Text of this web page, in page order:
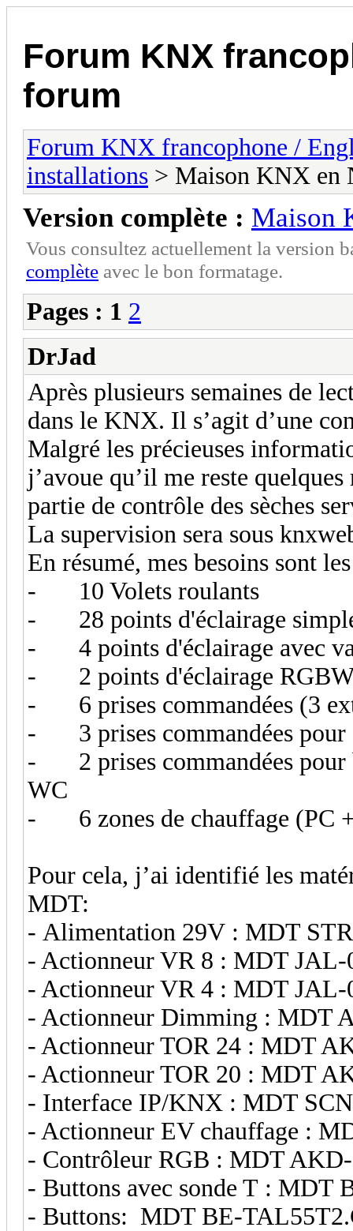
Forum KNX
forum
Forum KNX francophone /
installations > Maison KNX en
Version complète : Maison
Vous consultez actuellement la version
complète avec le bon formatage.
Pages : 1 2
DrJad
Après plusieurs semaines de
dans le KNX. Il s’agit d’une
Malgré les précieuses
j’avoue qu’il me reste
partie de contrôle des sèches
La supervision sera sous
En résumé, mes besoins sont
-
10 Volets
-
28 points
-
4 points
-
2 points
-
6 prises
-
3 prises
-
2 prises commandées
WC
-
6 zones de chauffage
Pour cela, j’ai identifié les
MDT:
- Alimentation 29V : MDT
- Actionneur VR 8 : MDT
- Actionneur VR 4 : MDT
- Actionneur Dimming : MDT
- Actionneur TOR 24 : MDT
- Actionneur TOR 20 : MDT
- Interface IP/KNX : MDT
- Actionneur EV chauffage :
- Contrôleur RGB : MDT
- Buttons avec sonde T : MDT
- Buttons: MDT BE-